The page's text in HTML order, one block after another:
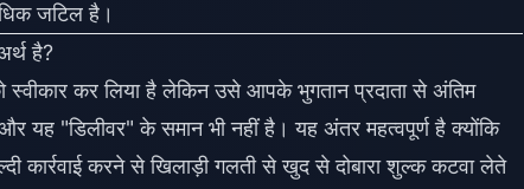
जटिल है।
है?
कर लिया है लेकिन उसे आपके भुगतान प्रदाता से अंतिम
यह "डिलीवर" के समान भी नहीं है। यह अंतर महत्वपूर्ण है क्योंकि
कार्रवाई करने से खिलाड़ी गलती से खुद से दोबारा शुल्क कटवा लेते